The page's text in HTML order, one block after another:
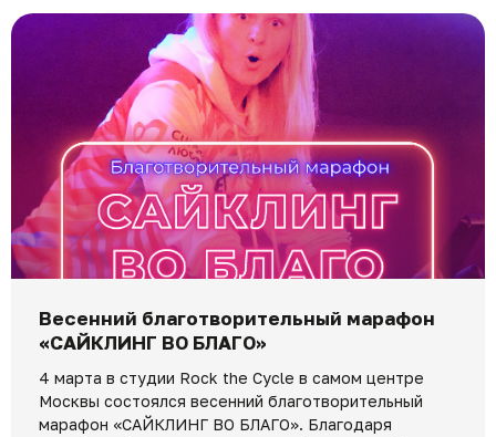
Весенний благотворительный марафон
«САЙКЛИНГ ВО БЛАГО»
4 марта в студии Rock the Cycle в самом центре
Москвы состоялся весенний благотворительный
марафон «САЙКЛИНГ ВО БЛАГО». Благодаря